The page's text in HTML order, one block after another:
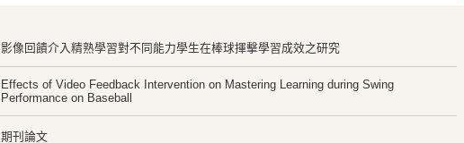
影像回饋介入精熟學習對不同能力學生在棒球揮擊學習成效之研究
Effects of Video Feedback Intervention on Mastering Learning during Swing
Performance on Baseball
期刊論文